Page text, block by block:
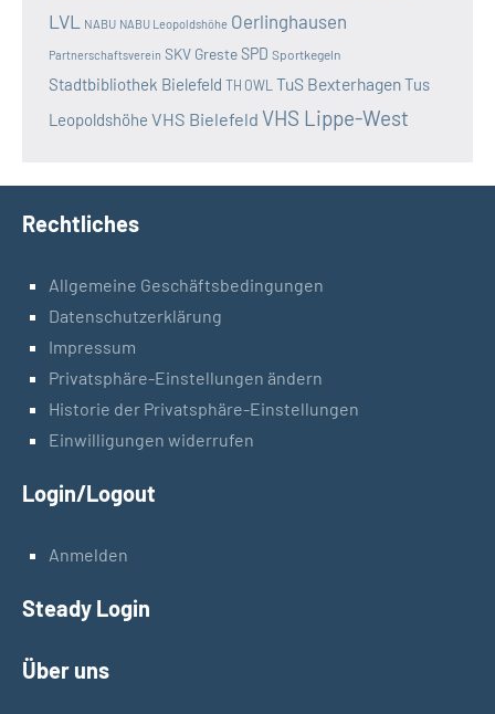
LVL NABU NABU Leopoldshöhe Oerlinghausen
Partnerschaftsverein SKV GresteSPD Sportkegeln
Stadtbibliothek Bielefeld TH OWL TuS BexterhagenTus
Leopoldshöhe VHS Bielefeld VHS Lippe-West
Rechtliches
Allgemeine Geschäftsbedingungen
Datenschutzerklärung
Impressum
Privatsphäre-Einstellungen ändern
Historie der Privatsphäre-Einstellungen
Einwilligungen widerrufen
Login/Logout
Anmelden
Steady Login
Über uns